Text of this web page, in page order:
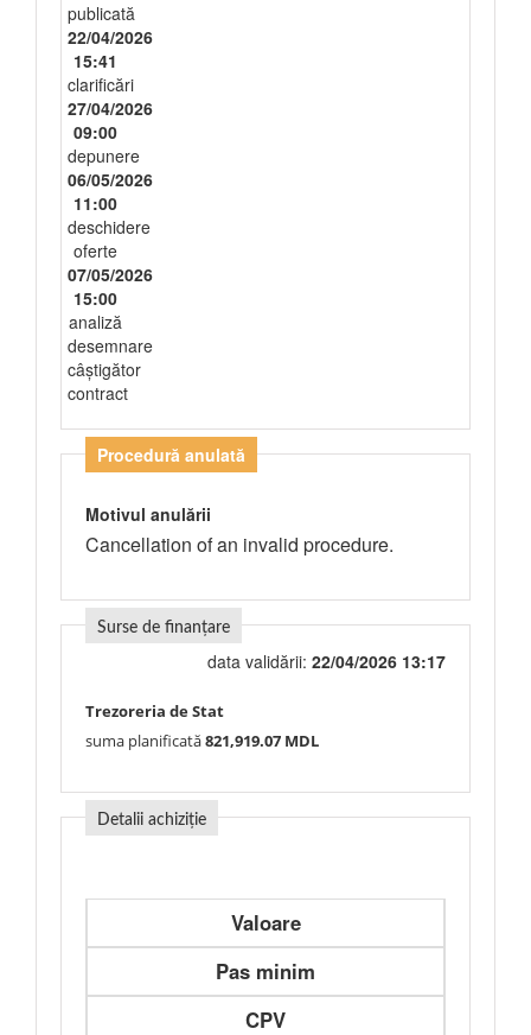
publicată
22/04/2026
15:41
clarificări
27/04/2026
09:00
depunere
06/05/2026
11:00
deschidere
oferte
07/05/2026
15:00
analiză
desemnare
câștigător
contract
Procedură anulată
Motivul anulării
Cancellation of an invalid procedure.
Surse de finanțare
data validării: 22/04/2026 13:17
Trezoreria de Stat
suma planificată821,919.07 MDL
Detalii achiziție
Valoare
Pas minim
CPV